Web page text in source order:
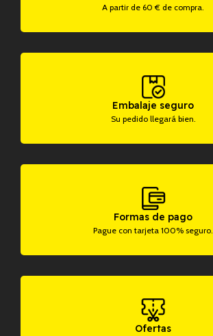
A partir de 60 € de compra.
Embalaje seguro
Su pedido llegará bien.
Formas de pago
Pague con tarjeta 100% seguro.
Ofertas